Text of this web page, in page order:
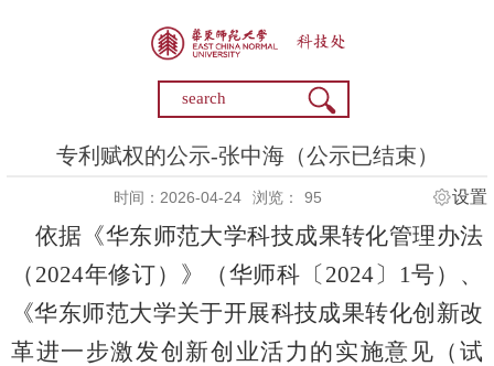
专利赋权的公示-张中海（公示已结束）
时间：2026-04-24 浏览： 95 设置
依据《华东师范大学科技成果转化管理办法
（ 2024年修订）》（华师科〔2024〕1号）、
《华东师范大学关于开展科技成果转化创新改
革进一步激发创新创业活力的实施意见（试